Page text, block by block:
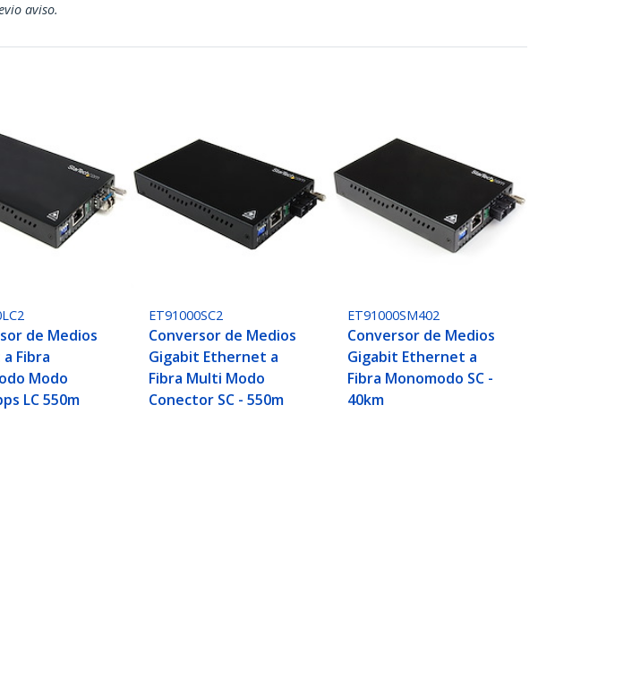
aviso.
de Medios
Fibra
Modo
LC 550m
ET91000SC2
Conversor de Medios
Gigabit Ethernet a
Fibra Multi Modo
Conector SC - 550m
ET91000SM402
Conversor de Medios
Gigabit Ethernet a
Fibra Monomodo SC -
40km